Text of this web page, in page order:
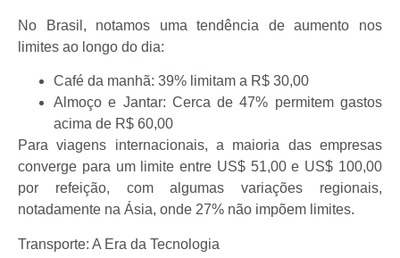
No Brasil, notamos uma tendência de aumento nos
limites ao longo do dia:
Café da manhã: 39% limitam a R$ 30,00
Almoço e Jantar: Cerca de 47% permitem gastos
acima de R$ 60,00
Para viagens internacionais, a maioria das empresas
converge para um limite entre US$ 51,00 e US$ 100,00
por refeição, com algumas variações regionais,
notadamente na Ásia, onde 27% não impõem limites.
Transporte: A Era da Tecnologia